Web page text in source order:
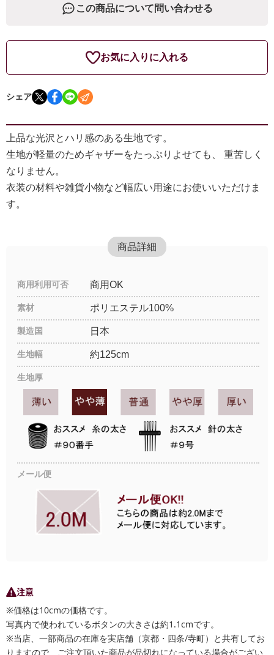
この商品について問い合わせる
お気に入りに入れる
シェア
上品な光沢とハリ感のある生地です。
生地が軽量のためギャザーをたっぷりよせても、 重苦しく
なりません。
衣装の材料や雑貨小物など幅広い用途にお使いいただけま
す。
商品詳細
商用利用可否 商用OK
素材 ポリエステル100%
製造国 日本
生地幅 約125cm
生地厚
メール便
注意
※価格は10cmの価格です。
写真内で使われているボタンの大きさは約1.1cmです。
※当店、一部商品の在庫を実店舗（京都・四条/寺町）と共有してお
りますので、ご注文頂いた商品が品切れになっている場合がござい